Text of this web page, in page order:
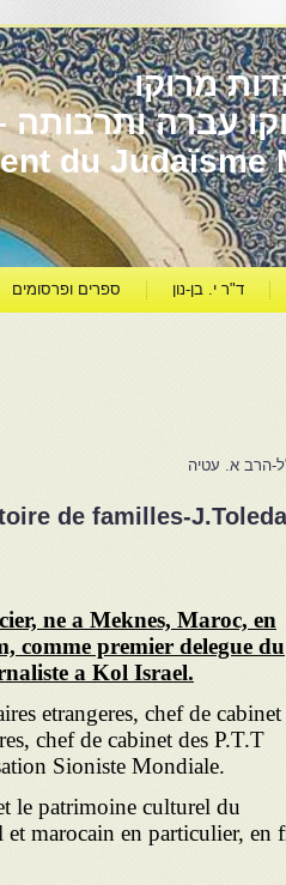
מרוקו
du Judaïsme
ד"ר י. בן-נון ספרים ופרסומים
הרב א. עטיה
de familles-
ne a Meknes, Maroc, en
comme premier delegue du
a Kol Israel.
etrangeres, chef de cabinet
chef de cabinet des P.T.T
Sioniste Mondiale.
le patrimoine culturel du
marocain en particulier, en